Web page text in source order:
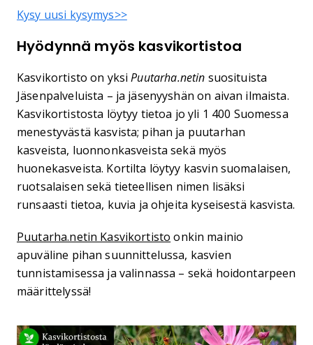
Kysy uusi kysymys>>
Hyödynnä myös kasvikortistoa
Kasvikortisto on yksiPuutarha.netin suosituista
Jäsenpalveluista – ja jäsenyyshän on aivan ilmaista.
Kasvikortistosta löytyy tietoa jo yli 1 400 Suomessa
menestyvästä kasvista; pihan ja puutarhan
kasveista, luonnonkasveista sekä myös
huonekasveista. Kortilta löytyy kasvin suomalaisen,
ruotsalaisen sekä tieteellisen nimen lisäksi
runsaasti tietoa, kuvia ja ohjeita kyseisestä kasvista.
Puutarha.netin Kasvikortisto onkin mainio
apuväline pihan suunnittelussa, kasvien
tunnistamisessa ja valinnassa – sekä hoidontarpeen
määrittelyssä!